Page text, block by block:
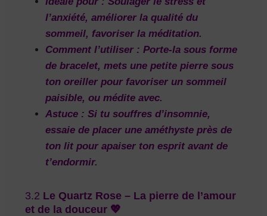
l’anxiété, améliorer la qualité du
sommeil, favoriser la méditation.
Comment l’utiliser : Porte-la sous forme
de bracelet, mets une petite pierre sous
ton oreiller pour favoriser un sommeil
paisible, ou médite avec.
Astuce : Si tu souffres d’insomnie,
essaie de placer une améthyste près de
ton lit pour apaiser ton esprit avant de
t’endormir.
3.2 Le Quartz Rose – La pierre de l’amour
et de la douceur 💖